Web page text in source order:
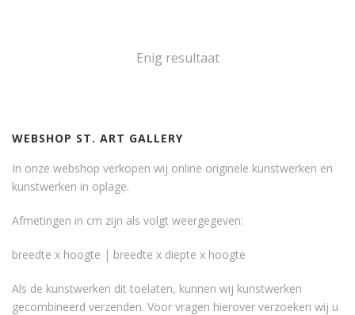
Enig resultaat
WEBSHOP ST. ART GALLERY
In onze webshop verkopen wij online originele kunstwerken en
kunstwerken in oplage.
Afmetingen in cm zijn als volgt weergegeven:
breedte x hoogte | breedte x diepte x hoogte
Als de kunstwerken dit toelaten, kunnen wij kunstwerken
gecombineerd verzenden. Voor vragen hierover verzoeken wij u